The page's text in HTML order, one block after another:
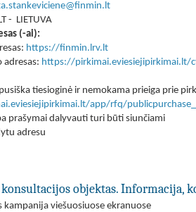
- LIETUVA
(-ai):
https://finmin.lrv.lt
adresas: https://
tiesioginė ir nemokama prieiga prie
app/rfq/
prašymai dalyvauti turi būti siunčiami
adresu
objektas. Informacija,
kampanija viešuosiuose ekranuose